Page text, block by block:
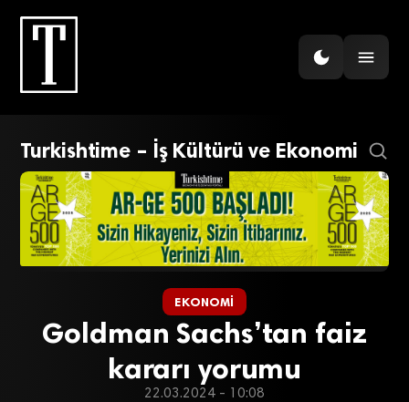
Turkishtime – İş Kültürü ve Ekonomi
EKONOMI
Goldman Sachs’tan faiz
kararı yorumu
22.03.2024 - 10:08